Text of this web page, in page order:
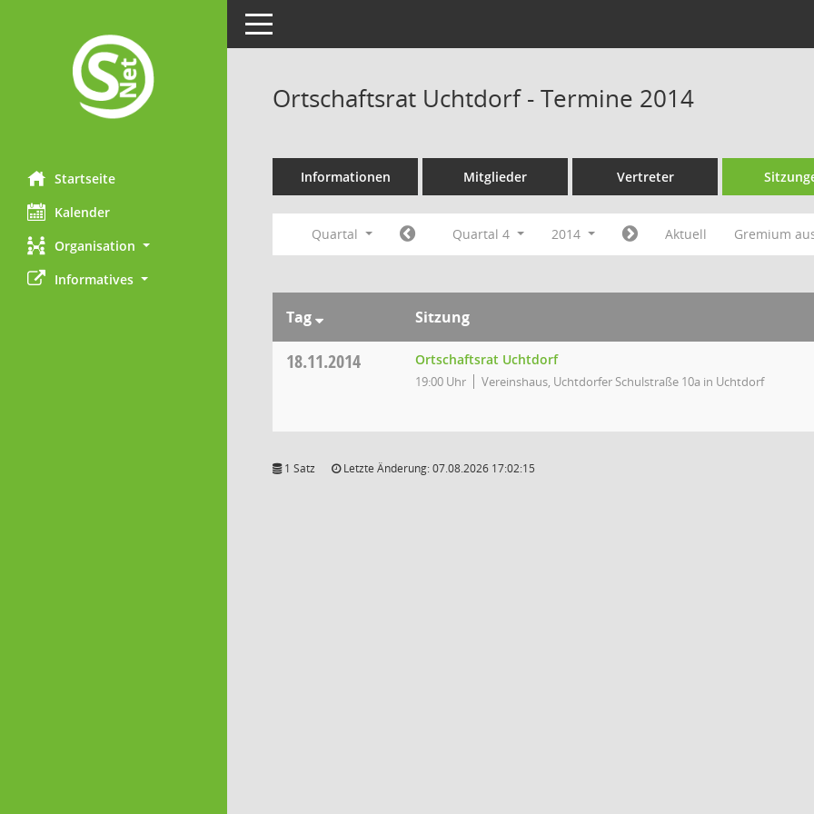
Startseite
Kalender
Organisation
Informatives
Toggle navigation
Ortschaftsrat Uchtdorf - Termine 2014
Informationen Mitglieder Vertreter
Quartal Quartal 4 2014 Aktuell Gremium
Tag Sitzung
18.11.2014 Ortschaftsrat Uchtdorf
19:00 Uhr Vereinshaus, Uchtdorfer Schulstraße 10a in Uchtdorf
1 Satz Letzte Änderung: 07.08.2026 17:02:15